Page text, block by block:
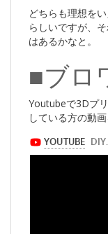
どちらも理想を
らしいですが、
はあるかなと。
■ブロ
Youtubeで3Dプ
している方の動